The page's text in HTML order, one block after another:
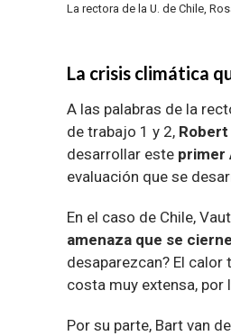
La rectora de la U. de Chile,
La crisis climática
A las palabras de la
de trabajo 1 y 2,
desarrollar este primer
evaluación que se
En el caso de Chile,
amenaza que se
desaparezcan? El calor
costa muy extensa, por
Por su parte, Bart van